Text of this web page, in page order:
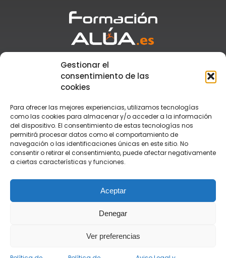
Gestionar el
consentimiento de las
cookies
Para ofrecer las mejores experiencias, utilizamos tecnologías
como las cookies para almacenar y/o acceder a la información
del dispositivo. El consentimiento de estas tecnologías nos
permitirá procesar datos como el comportamiento de
navegación o las identificaciones únicas en este sitio. No
consentir o retirar el consentimiento, puede afectar negativamente
a ciertas características y funciones.
Aceptar
Denegar
Ver preferencias
+34 955 110 776Atención al cliente
+34 673 917 881
Secretaría
TEGU
TSAF
TSEAS
Monitor de Tiempo Libre
Monitor de Rafting
Grupo Alúa
Aviso Legal y Condiciones
Política de Privacidad
© formacionalua.es 2026